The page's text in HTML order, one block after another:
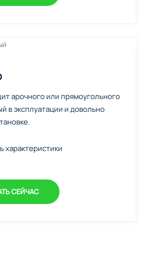
арочного или прямоугольного
в эксплуатации и довольно
характеристики
СЕЙЧАС